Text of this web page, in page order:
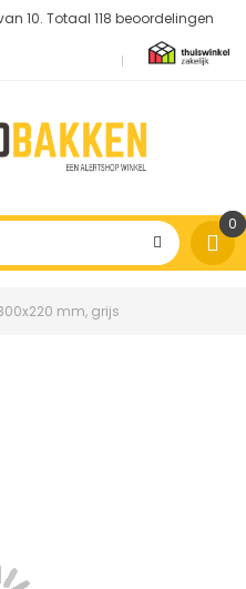
10. Totaal 118 beoordelingen
0
mm, grijs